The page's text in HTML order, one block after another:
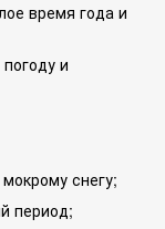
время года и
и
снегу;
период;